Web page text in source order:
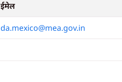
ईमेल
da.mexico@mea.gov.in ​